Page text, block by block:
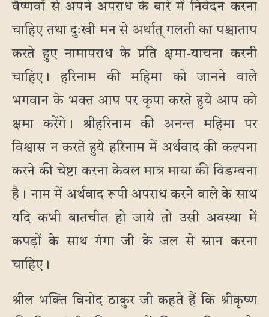
वैष्णवों से अपने अपराध के बारे में निवेदन करना
चाहिए तथा दुःखी मन से अर्थात् गलती का पश्चाताप
करते हुए नामापराध के प्रति क्षमा-याचना करनी
चाहिए। हरिनाम की महिमा को जानने वाले
भगवान के भक्त आप पर कृपा करते हुये आप को
क्षमा करेंगे। श्रीहरिनाम की अनन्त महिमा पर
विश्वास न करते हुये हरिनाम में अर्थवाद की कल्पना
करने की चेष्टा करना केवल मात्र माया की विडम्बना
है। नाम में अर्थवाद रूपी अपराध करने वाले के साथ
यदि कभी बातचीत हो जाये तो उसी अवस्था में
कपड़ों के साथ गंगा जी के जल से स्नान करना
चाहिए।
श्रील भक्ति विनोद ठाकुर जी कहते हैं कि श्रीकृष्ण